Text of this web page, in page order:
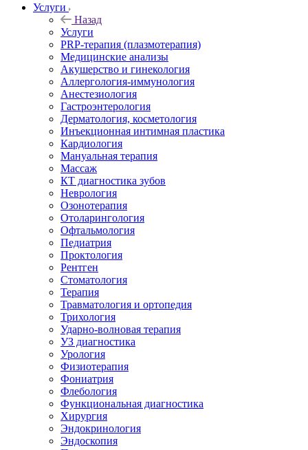
Услуги
Назад
Услуги
PRP-терапия (плазмотерапия)
Медицинские анализы
Акушерство и гинекология
Аллергология-иммунология
Анестезиология
Гастроэнтерология
Дерматология, косметология
Инъекционная интимная пластика
Кардиология
Мануальная терапия
Массаж
КТ диагностика зубов
Неврология
Озонотерапия
Отоларингология
Офтальмология
Педиатрия
Проктология
Рентген
Стоматология
Терапия
Травматология и ортопедия
Трихология
Ударно-волновая терапия
УЗ диагностика
Урология
Физиотерапия
Фониатрия
Флебология
Функциональная диагностика
Хирургия
Эндокринология
Эндоскопия